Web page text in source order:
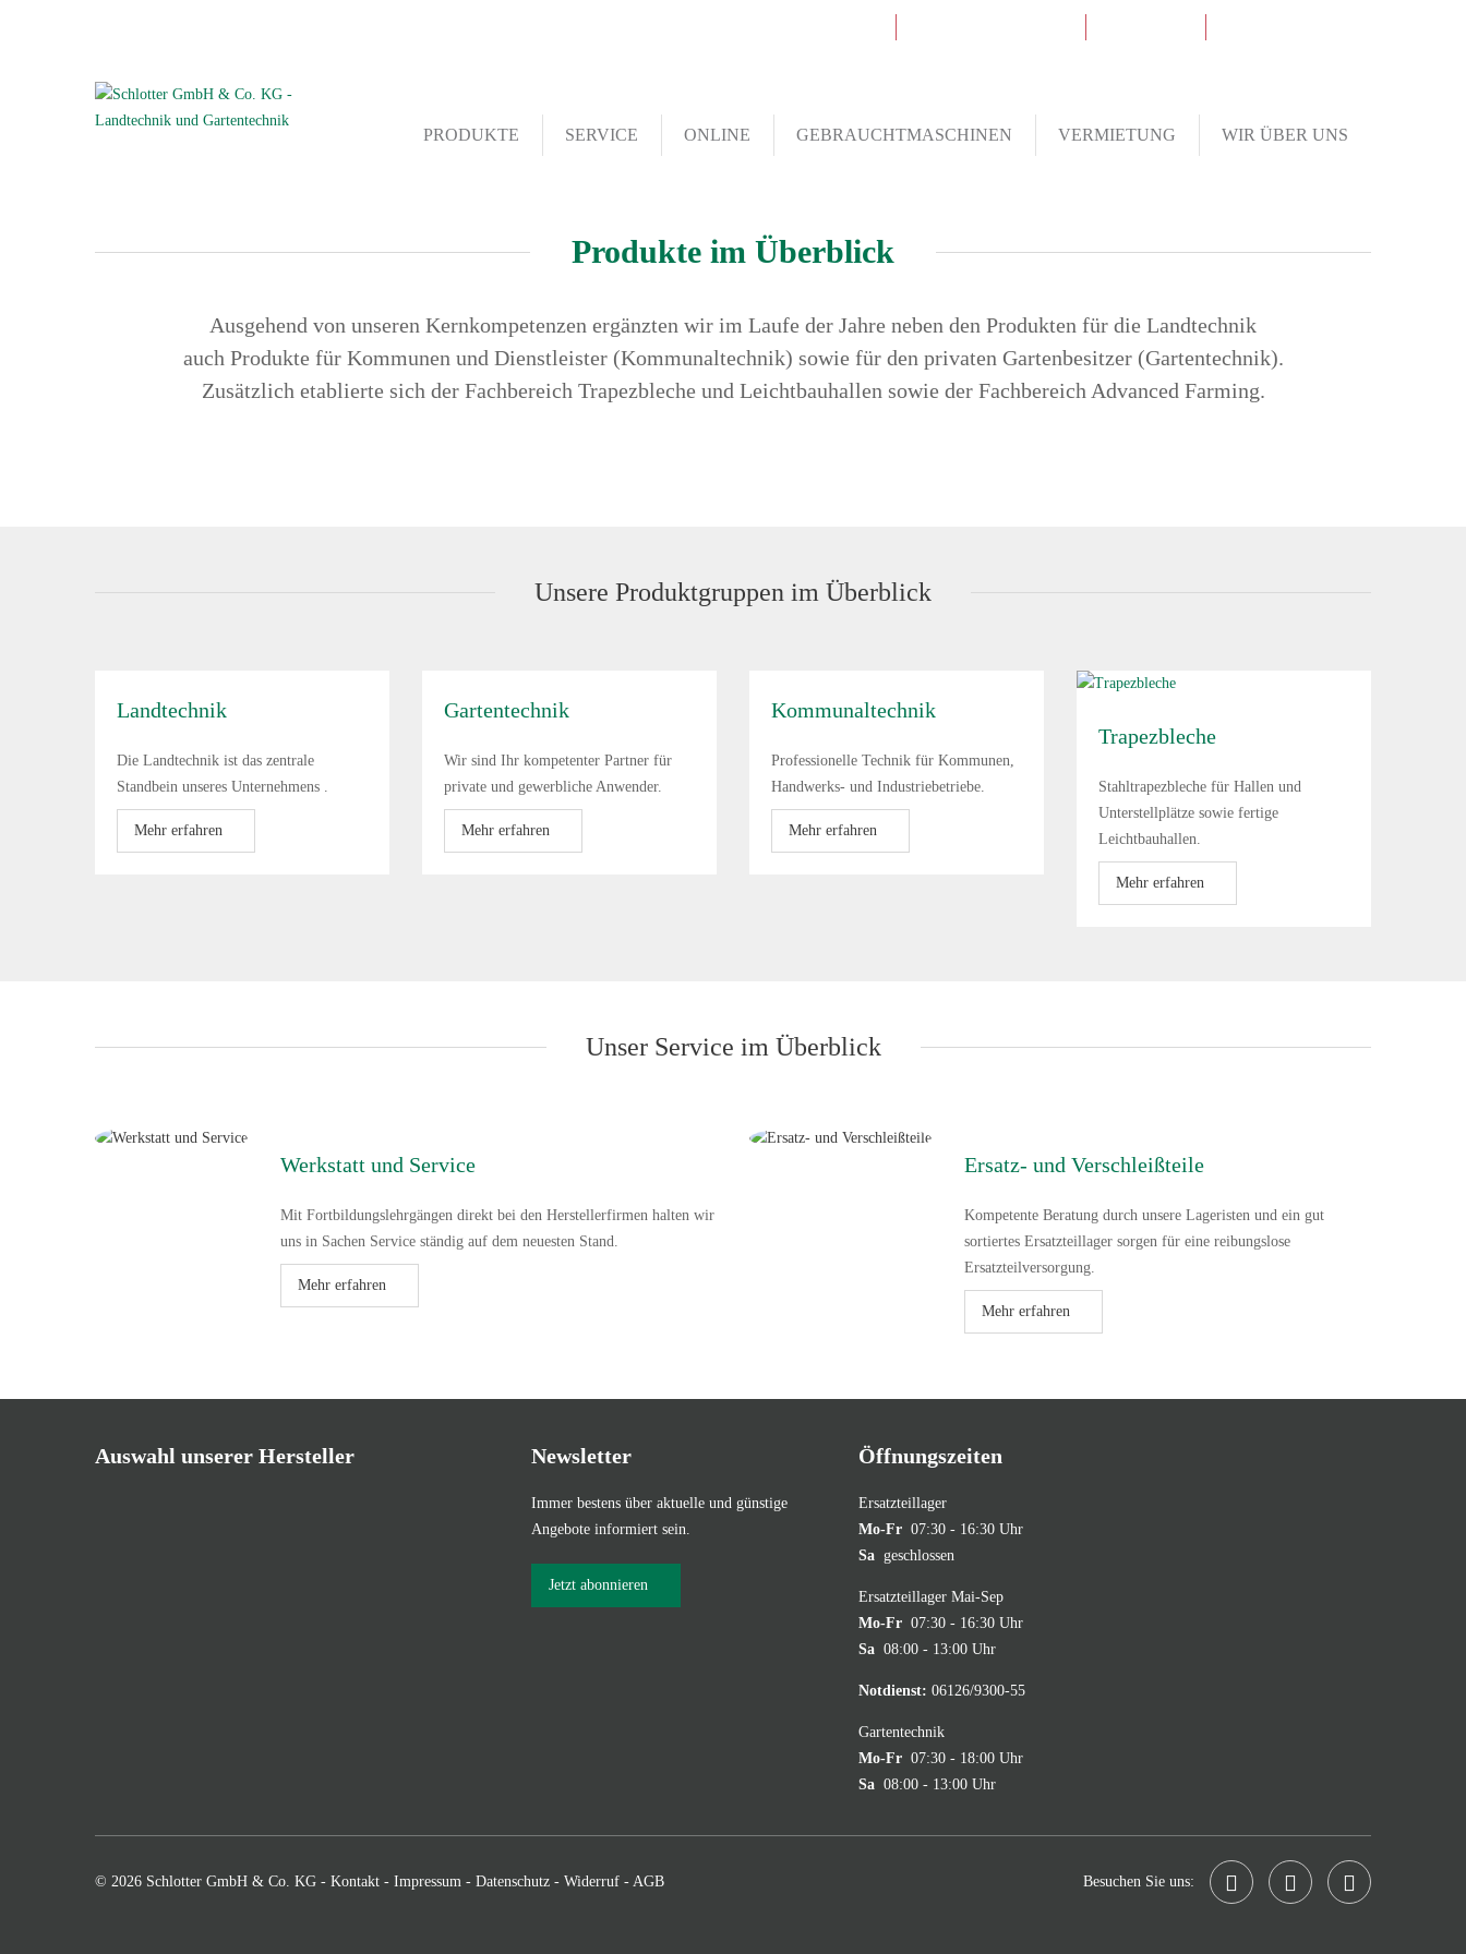
PRODUKTE SERVICE ONLINE GEBRAUCHTMASCHINEN VERMIETUNG WIR ÜBER UNS
Produkte im Überblick
Ausgehend von unseren Kernkompetenzen ergänzten wir im Laufe der Jahre neben den Produkten für die Landtechnik
auch Produkte für Kommunen und Dienstleister (Kommunaltechnik) sowie für den privaten Gartenbesitzer (Gartentechnik).
Zusätzlich etablierte sich der Fachbereich Trapezbleche und Leichtbauhallen sowie der Fachbereich Advanced Farming.
Unsere Produktgruppen im Überblick
Landtechnik
Die Landtechnik ist das zentrale
Standbein unseres Unternehmens .
Mehr erfahren
Gartentechnik
Wir sind Ihr kompetenter Partner für
private und gewerbliche Anwender.
Mehr erfahren
Kommunaltechnik
Professionelle Technik für Kommunen,
Handwerks- und Industriebetriebe.
Mehr erfahren
Trapezbleche
Stahltrapezbleche für Hallen und
Unterstellplätze sowie fertige
Leichtbauhallen.
Mehr erfahren
Unser Service im Überblick
Werkstatt und Service
Mit Fortbildungslehrgängen direkt bei den Herstellerfirmen halten wir
uns in Sachen Service ständig auf dem neuesten Stand.
Mehr erfahren
Ersatz- und Verschleißteile
Kompetente Beratung durch unsere Lageristen und ein gut
sortiertes Ersatzteillager sorgen für eine reibungslose
Ersatzteilversorgung.
Mehr erfahren
Auswahl unserer Hersteller Newsletter
Immer bestens über aktuelle und günstige
Angebote informiert sein.
Jetzt abonnieren
Öffnungszeiten
Ersatzteillager
Mo-Fr 07:30 - 16:30 Uhr
Sa geschlossen
Ersatzteillager Mai-Sep
Mo-Fr 07:30 - 16:30 Uhr
Sa 08:00 - 13:00 Uhr
Notdienst: 06126/9300-55
Gartentechnik
Mo-Fr 07:30 - 18:00 Uhr
Sa 08:00 - 13:00 Uhr
© 2026 Schlotter GmbH & Co. KG - Kontakt - Impressum - Datenschutz - Widerruf - AGB Besuchen Sie uns: